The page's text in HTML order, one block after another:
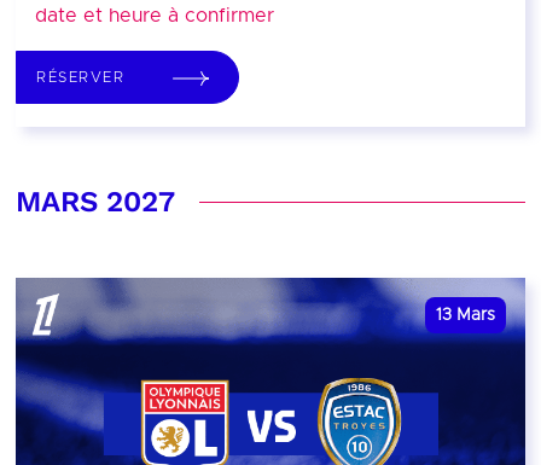
date et heure à confirmer
RÉSERVER
MARS 2027
13 Mars